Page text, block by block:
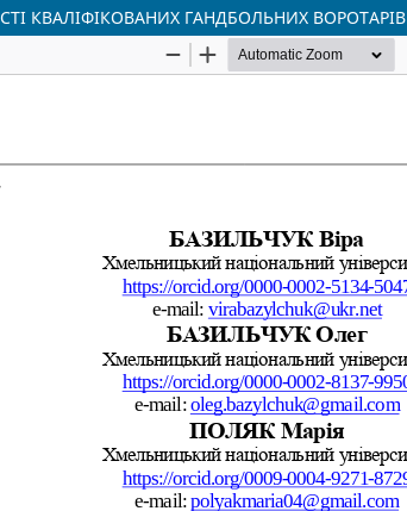
КВАЛІФІКОВАНИХ ГАНДБОЛЬНИХ ВОРОТАРІВ